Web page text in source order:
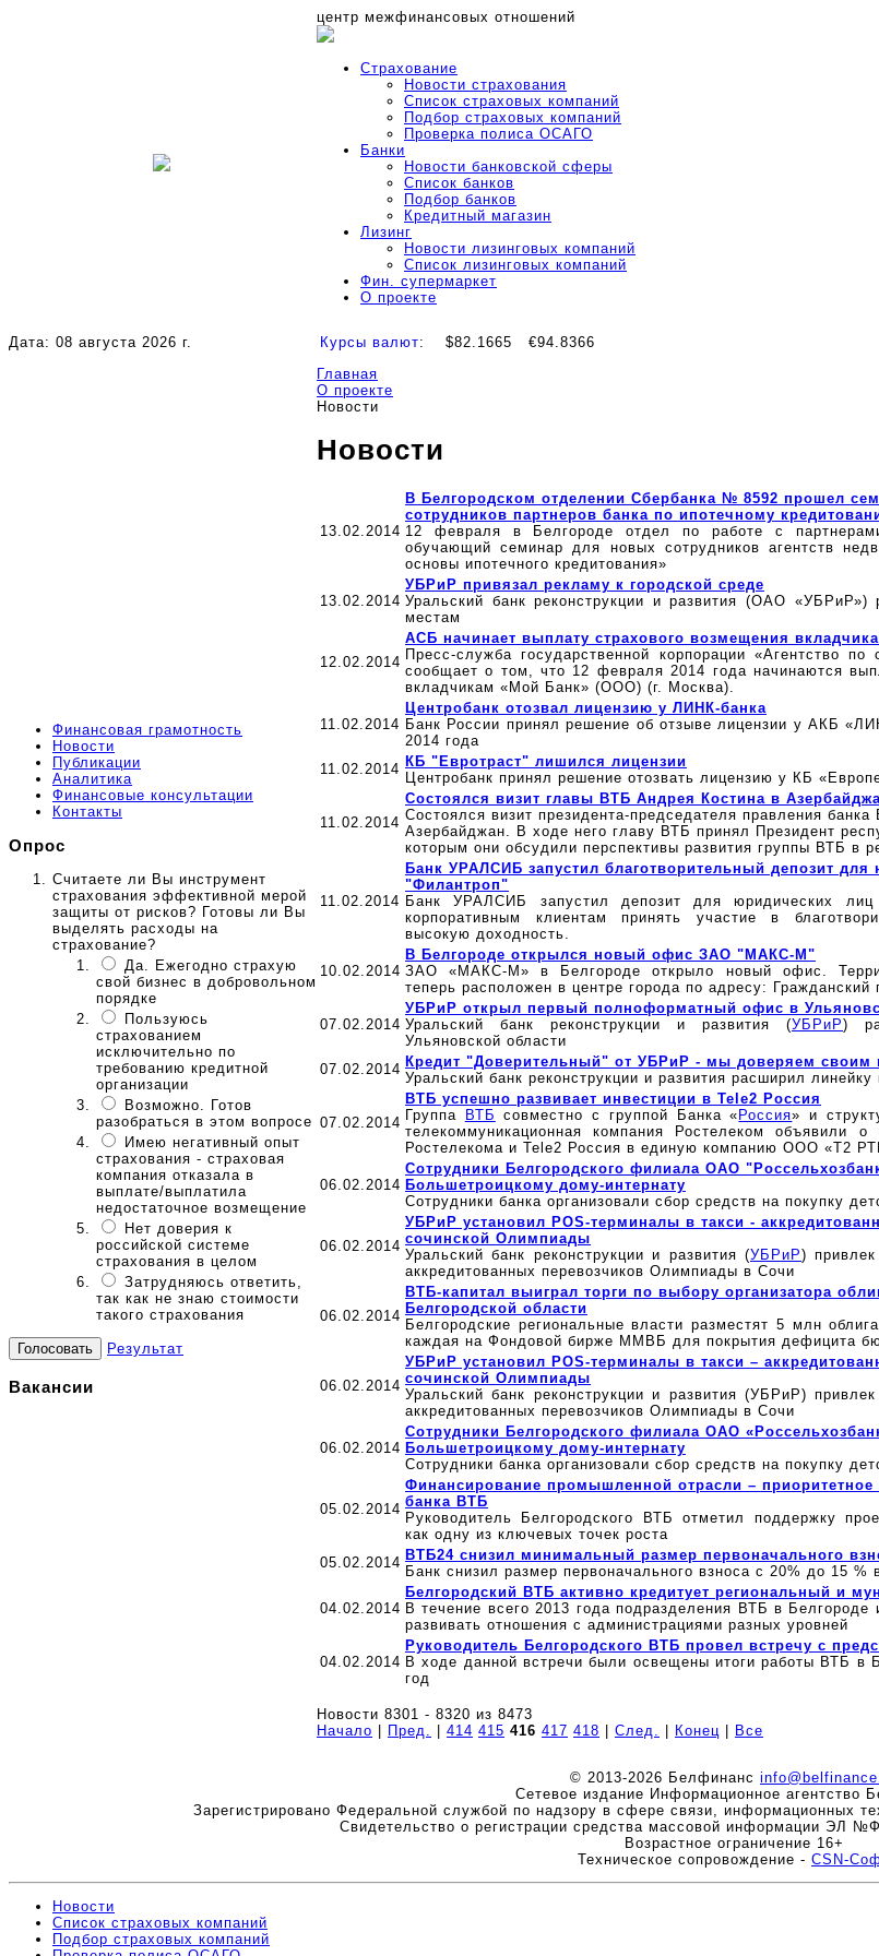
центр межфинансовых отношений
Страхование
Новости страхования
Список страховых компаний
Подбор страховых компаний
Проверка полиса ОСАГО
Банки
Новости банковской сферы
Список банков
Подбор банков
Кредитный магазин
Лизинг
Новости лизинговых компаний
Список лизинговых компаний
Фин. супермаркет
О проекте
Дата: 08 августа 2026 г. Курсы валют: $82.1665 €94.8366
Финансовая грамотность
Новости
Публикации
Аналитика
Финансовые консультации
Контакты
Опрос
Считаете ли Вы инструмент
страхования эффективной мерой
защиты от рисков? Готовы ли Вы
выделять расходы на
страхование?
Да. Ежегодно страхую
свой бизнес в добровольном
порядке
Пользуюсь
страхованием
исключительно по
требованию кредитной
организации
Возможно. Готов
разобраться в этом вопросе
Имею негативный опыт
страхования - страховая
компания отказала в
выплате/выплатила
недостаточное возмещение
Нет доверия к
российской системе
страхования в целом
Затрудняюсь ответить,
так как не знаю стоимости
такого страхования
Результат
Вакансии
Главная
О проекте
Новости
Новости
13.02.2014
В Белгородском отделении Сбербанка № 8592 прошел
сотрудников партнеров банка по ипотечному
12 февраля в Белгороде отдел по работе с
обучающий семинар для новых сотрудников агентств
основы ипотечного кредитования»
13.02.2014
УБРиР привязал рекламу к городской среде
Уральский банк реконструкции и развития (ОАО «УБРиР»)
местам
12.02.2014
ACБ начинает выплату страхового возмещения
Пресс-служба государственной корпорации «Агентство
сообщает о том, что 12 февраля 2014 года начинаются
вкладчикам «Мой Банк» (ООО) (г. Москва).
11.02.2014
Центробанк отозвал лицензию у ЛИНК-банка
Банк России принял решение об отзыве лицензии у АКБ
2014 года
11.02.2014 КБ "Евротраст" лишился лицензии
Центробанк принял решение отозвать лицензию у КБ
11.02.2014
Состоялся визит главы ВТБ Андрея Костина в
Состоялся визит президента-председателя правления
Азербайджан. В ходе него главу ВТБ принял Президент
которым они обсудили перспективы развития группы ВТБ в
11.02.2014
Банк УРАЛСИБ запустил благотворительный депозит для
"Филантроп"
Банк УРАЛСИБ запустил депозит для юридических лиц
корпоративным клиентам принять участие в
высокую доходность.
10.02.2014
В Белгороде открылся новый офис ЗАО "МАКС-М"
ЗАО «МАКС-М» в Белгороде открыло новый офис.
теперь расположен в центре города по адресу: Гражданский
07.02.2014
УБРиР открыл первый полноформатный офис в
Уральский банк реконструкции и развития (УБРиР)
Ульяновской области
07.02.2014 Кредит "Доверительный" от УБРиР - мы доверяем своим
Уральский банк реконструкции и развития расширил линейку
07.02.2014
ВТБ успешно развивает инвестиции в Tele2 Россия
Группа
ВТБ совместно c группой Банка « Россия» и
телекоммуникационная компания Ростелеком объявили
Ростелекома и Tele2 Россия в единую компанию ООО «Т2
06.02.2014
Сотрудники Белгородского филиала ОАО
Большетроицкому дому-интернату
Сотрудники банка организовали сбор средств на покупку
06.02.2014
УБРиР установил POS-терминалы в такси -
сочинской Олимпиады
Уральский банк реконструкции и развития (УБРиР)
аккредитованных перевозчиков Олимпиады в Сочи
06.02.2014
ВТБ-капитал выиграл торги по выбору организатора
Белгородской области
Белгородские региональные власти разместят 5 млн
каждая на Фондовой бирже ММВБ для покрытия дефицита
06.02.2014
УБРиР установил POS-терминалы в такси –
сочинской Олимпиады
Уральский банк реконструкции и развития (УБРиР)
аккредитованных перевозчиков Олимпиады в Сочи
06.02.2014
Сотрудники Белгородского филиала ОАО
Большетроицкому дому-интернату
Сотрудники банка организовали сбор средств на покупку
05.02.2014
Финансирование промышленной отрасли – приоритетное
банка ВТБ
Руководитель Белгородского ВТБ отметил поддержку
как одну из ключевых точек роста
05.02.2014 ВТБ24 снизил минимальный размер первоначального
Банк снизил размер первоначального взноса с 20% до 15 %
04.02.2014
Белгородский ВТБ активно кредитует региональный и
В течение всего 2013 года подразделения ВТБ в
развивать отношения с администрациями разных уровней
04.02.2014
Руководитель Белгородского ВТБ провел встречу с
В ходе данной встречи были освещены итоги работы ВТБ в
год
Новости 8301 - 8320 из 8473
Начало
Пред. 414 415 416 417 418 След. Конец Все
© 2013-2026 Белфинанс
Сетевое издание Информационное агентство
Зарегистрировано Федеральной службой по надзору в сфере связи, информационных
Свидетельство о регистрации средства массовой информации ЭЛ
Возрастное ограничение 16+
Техническое сопровождение - CSN-
Новости
Список страховых компаний
Подбор страховых компаний